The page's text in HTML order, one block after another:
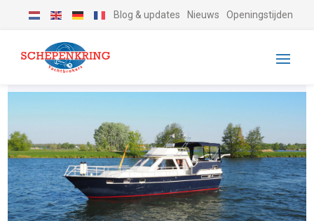
Blog & updates Nieuws Openingstijden